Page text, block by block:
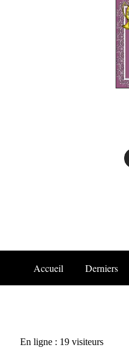
Accueil Derniers